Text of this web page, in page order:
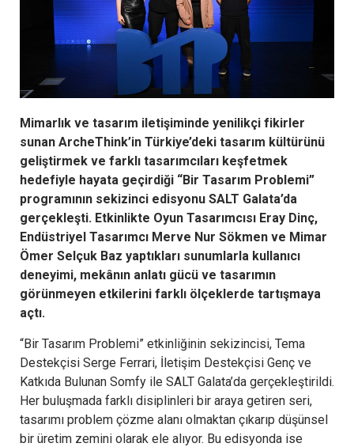
Mimarlık ve tasarım iletişiminde yenilikçi fikirler
sunan ArcheThink’in Türkiye’deki tasarım kültürünü
geliştirmek ve farklı tasarımcıları keşfetmek
hedefiyle hayata geçirdiği “Bir Tasarım Problemi”
programının sekizinci edisyonu SALT Galata’da
gerçekleşti. Etkinlikte Oyun Tasarımcısı Eray Dinç,
Endüstriyel Tasarımcı Merve Nur Sökmen ve Mimar
Ömer Selçuk Baz yaptıkları sunumlarla kullanıcı
deneyimi, mekânın anlatı gücü ve tasarımın
görünmeyen etkilerini farklı ölçeklerde tartışmaya
açtı.
“Bir Tasarım Problemi” etkinliğinin sekizincisi, Tema
Destekçisi Serge Ferrari, İletişim Destekçisi Genç ve
Katkıda Bulunan Somfy ile SALT Galata’da gerçekleştirildi.
Her buluşmada farklı disiplinleri bir araya getiren seri,
tasarımı problem çözme alanı olmaktan çıkarıp düşünsel
bir üretim zemini olarak ele alıyor. Bu edisyonda ise